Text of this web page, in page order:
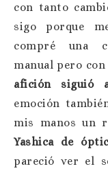
con tanto
sigo porque
compré una
manual pero
afición siguió
emoción
mis manos un
Yashica de
pareció ver el